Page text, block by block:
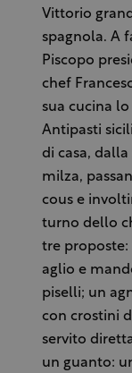
Vittorio
spagnola. A
Piscopo
chef
sua cucina
Antipasti
di casa,
milza,
cous e
turno dello
tre
aglio e
piselli; un
con crostini
servito
un guanto: